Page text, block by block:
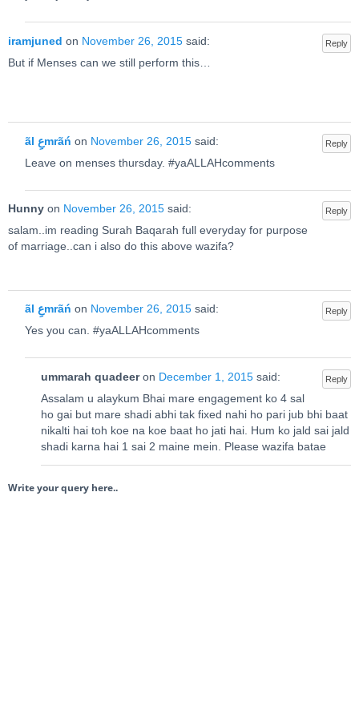
Reply
iramjuned on November 26, 2015 said:
But if Menses can we still perform this…
Reply ãl عِmrãń on November 26, 2015 said:
Leave on menses thursday. #yaALLAHcomments
Reply
Hunny on November 26, 2015 said:
salam..im reading Surah Baqarah full everyday for purpose
of marriage..can i also do this above wazifa?
Reply ãl عِmrãń on November 26, 2015 said:
Yes you can. #yaALLAHcomments
Reply
ummarah quadeeron December 1, 2015 said:
Assalam u alaykum Bhai mare engagement ko 4 sal
ho gai but mare shadi abhi tak fixed nahi ho pari jub bhi baat
nikalti hai toh koe na koe baat ho jati hai. Hum ko jald sai jald
shadi karna hai 1 sai 2 maine mein. Please wazifa batae
Write your query here..